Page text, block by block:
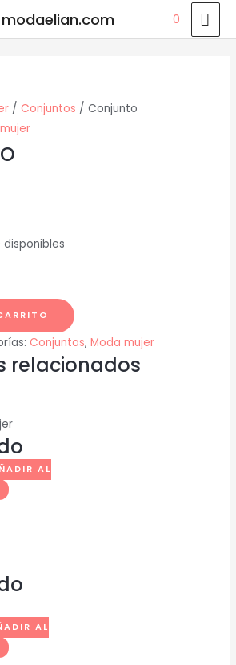
modaelian.com 0
/ Conjuntos / Conjunto
disponibles
Conjuntos, Moda mujer
relacionados
AL
AL